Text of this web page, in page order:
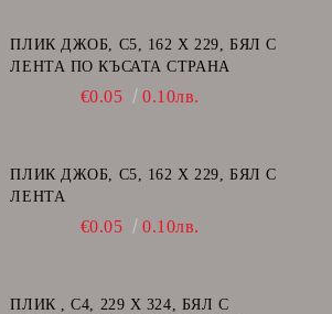
ПЛИК ДЖОБ, C5, 162 Х 229, БЯЛ С
ЛЕНТА ПО КЪСАТА СТРАНА
€0.05 0.10лв.
ПЛИК ДЖОБ, C5, 162 Х 229, БЯЛ С
ЛЕНТА
€0.05 0.10лв.
ПЛИК , C4, 229 Х 324, БЯЛ С